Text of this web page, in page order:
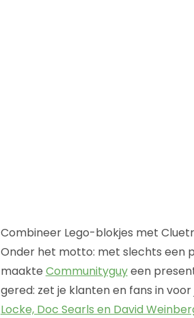
Combineer Lego-blokjes met
Onder het motto: met slechts een
maakte Communityguyeen
gered: zet je klanten en fans in
Locke, Doc Searls en David